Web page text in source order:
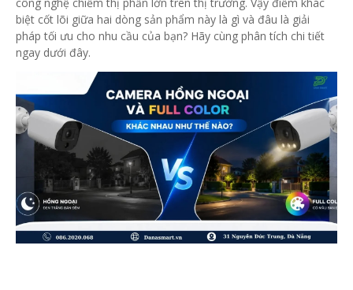
biệt cốt lõi giữa hai dòng sản phẩm này là gì và đâu là giải
pháp tối ưu cho nhu cầu của bạn? Hãy cùng phân tích chi tiết
ngay dưới đây.